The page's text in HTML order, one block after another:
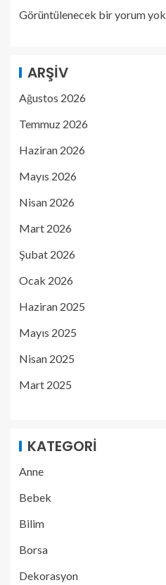
Görüntülenecek bir yorum yok.
ARŞIV
Ağustos 2026
Temmuz 2026
Haziran 2026
Mayıs 2026
Nisan 2026
Mart 2026
Şubat 2026
Ocak 2026
Haziran 2025
Mayıs 2025
Nisan 2025
Mart 2025
KATEGORI
Anne
Bebek
Bilim
Borsa
Dekorasyon